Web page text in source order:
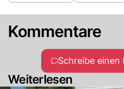
Kommentare
Schreibe einen
Weiterlesen